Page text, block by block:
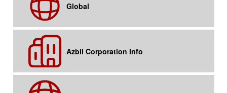
Global
Azbil Corporation Info